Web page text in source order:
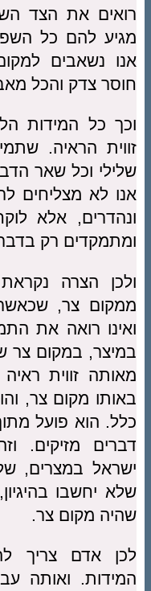
רואים את הצד
מגיע להם כל
אנו נשאבים
חוסר צדק והכל
וכך כל המידות
זווית הראיה.
שלילי וכל שאר
אנו לא מצליחים
ונהדרים, אלא
ומתמקדים רק
ולכן הצרה
ממקום צר,
ואינו רואה את
במיצר, במקום צר
מאותה זווית
באותו מקום צר,
כלל. הוא פועל
דברים מזיקים.
ישראל במצרים,
שלא יחשבו
שהיה מקום צר.
לכן אדם צריך
המידות. ואותה